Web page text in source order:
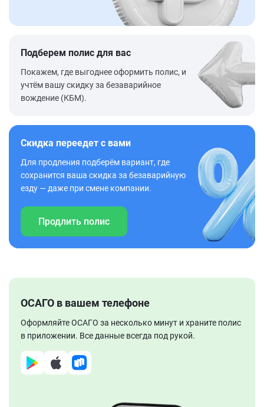
Подберем полис для вас
Покажем, где выгоднее оформить полис, и
учтём вашу скидку за безаварийное
вождение (КБМ).
Скидка переедет с вами
Для продления подберём вариант, где
сохранится ваша скидка за безаварийную
езду — даже при смене компании.
Продлить полис
ОСАГО в вашем телефоне
Оформляйте ОСАГО за несколько минут и храните полис
в приложении. Все данные всегда под рукой.